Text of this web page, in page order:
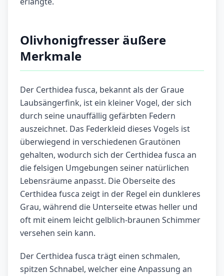
Olivhonigfresser äußere
Merkmale
Der Certhidea fusca, bekannt als der Graue
Laubsängerfink, ist ein kleiner Vogel, der sich
durch seine unauffällig gefärbten Federn
auszeichnet. Das Federkleid dieses Vogels ist
überwiegend in verschiedenen Grautönen
gehalten, wodurch sich der Certhidea fusca an
die felsigen Umgebungen seiner natürlichen
Lebensräume anpasst. Die Oberseite des
Certhidea fusca zeigt in der Regel ein dunkleres
Grau, während die Unterseite etwas heller und
oft mit einem leicht gelblich-braunen Schimmer
versehen sein kann.
Der Certhidea fusca trägt einen schmalen,
spitzen Schnabel, welcher eine Anpassung an